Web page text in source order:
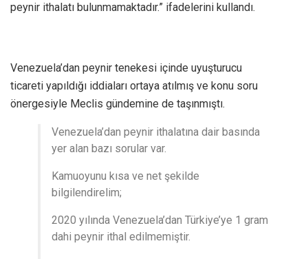
peynir ithalatı bulunmamaktadır.” ifadelerini kullandı.
Venezuela’dan peynir tenekesi içinde uyuşturucu
ticareti yapıldığı iddiaları ortaya atılmış ve konu soru
önergesiyle Meclis gündemine de taşınmıştı.
Venezuela’dan peynir ithalatına dair basında
yer alan bazı sorular var.
Kamuoyunu kısa ve net şekilde
bilgilendirelim;
2020 yılında Venezuela’dan Türkiye’ye 1 gram
dahi peynir ithal edilmemiştir.